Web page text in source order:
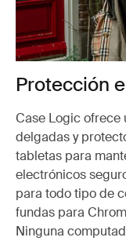
Protección
Case Logic ofrece
delgadas y
tabletas para
electrónicos
para todo tipo de
fundas para
Ninguna